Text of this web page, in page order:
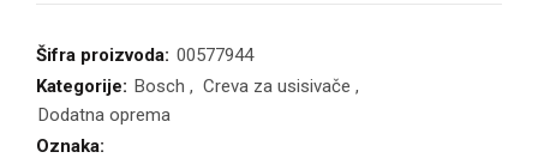
Šifra proizvoda: 00577944
Kategorije: Bosch , Creva za usisivače ,
Dodatna oprema
Oznaka: